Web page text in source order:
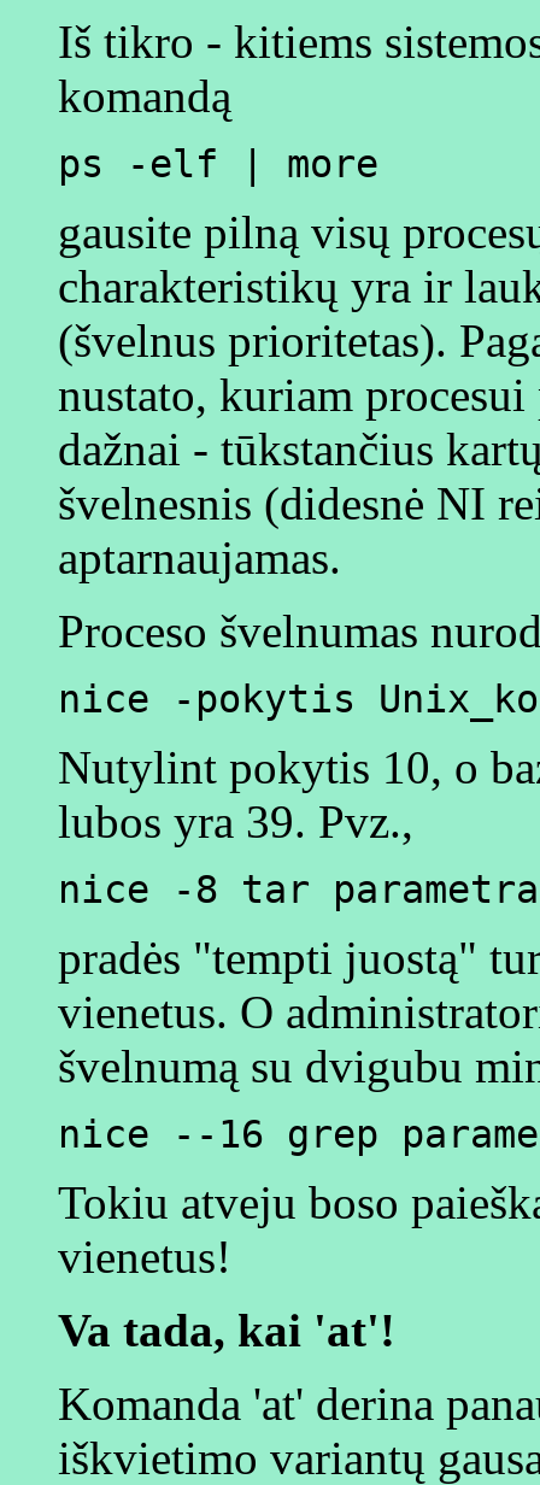
Iš tikro - kitiems
komandą
ps -elf | more
gausite pilną visų
charakteristikų yra ir
(švelnus prioritetas).
nustato, kuriam
dažnai - tūkstančius
švelnesnis (didesnė NI
aptarnaujamas.
Proceso švelnumas
nice -pokytis
Nutylint pokytis 10, o
lubos yra 39. Pvz.,
nice -8 tar
pradės "tempti juostą"
vienetus. O
švelnumą su dvigubu
nice --16 grep
Tokiu atveju boso
vienetus!
Va tada, kai 'at'!
Komanda 'at' derina
iškvietimo variantų